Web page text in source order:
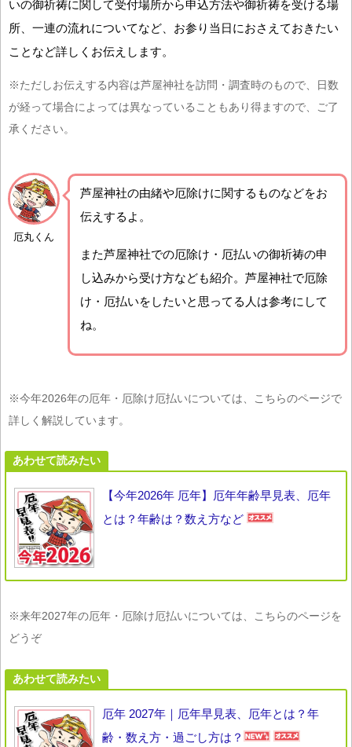
いの御祈祷に関して受付場所から申込方法や御祈祷を受ける場
所、一連の流れについてなど、お参り当日におさえておきたい
ことなど詳しくお伝えします。
※ただしお伝えする内容は芦屋神社を訪問・調査時のもので、日数
が経って場合によっては異なっていることもあり得ますので、ご了
承ください。
厄丸くん
芦屋神社の由緒や厄除けに関するものなどをお
伝えするよ。
また芦屋神社での厄除け・厄払いの御祈祷の申
し込みから受け方なども紹介。芦屋神社で厄除
け・厄払いをしたいと思ってる人は参考にして
ね。
※今年2026年の厄年・厄除け厄払いについては、こちらのページで
詳しく解説しています。
あわせて読みたい
【今年2026年 厄年】厄年年齢早見表、厄年
とは？年齢は？数え方など
※来年2027年の厄年・厄除け厄払いについては、こちらのページを
どうぞ
あわせて読みたい
厄年 2027年｜厄年早見表、厄年とは？年
齢・数え方・過ごし方は？